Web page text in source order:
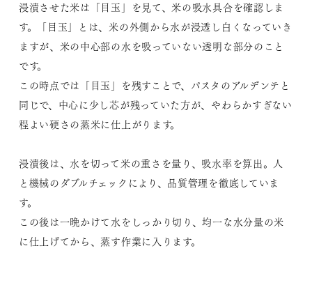
浸漬させた米は「目玉」を見て、米の吸水具合を確認しま
す。「目玉」とは、米の外側から水が浸透し白くなっていき
ますが、米の中心部の水を吸っていない透明な部分のこと
です。
この時点では「目玉」を残すことで、パスタのアルデンテと
同じで、中心に少し芯が残っていた方が、やわらかすぎない
程よい硬さの蒸米に仕上がります。
浸漬後は、水を切って米の重さを量り、吸水率を算出。人
と機械のダブルチェックにより、品質管理を徹底していま
す。
この後は一晩かけて水をしっかり切り、均一な水分量の米
に仕上げてから、蒸す作業に入ります。